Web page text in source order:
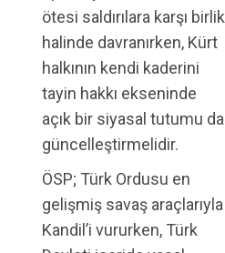
ötesi saldırılara karşı birlik
halinde davranırken, Kürt
halkının kendi kaderini
tayin hakkı ekseninde
açık bir siyasal tutumu da
güncelleştirmelidir.
ÖSP; Türk Ordusu en
gelişmiş savaş araçlarıyla
Kandil’i vururken, Türk